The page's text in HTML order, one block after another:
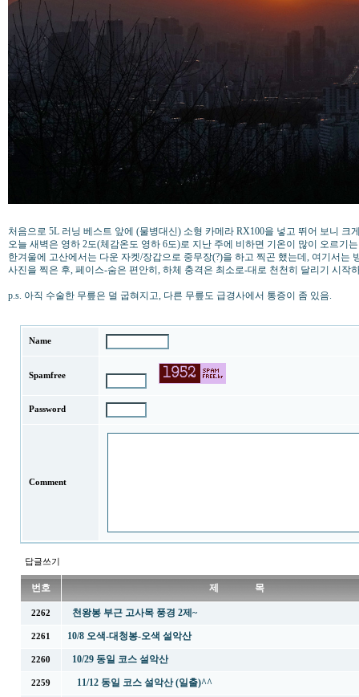
처음으로 5L 러닝 베스트 앞에 (물병대신) 소형 카메라 RX100을 넣고 뛰어 보니 크
오늘 새벽은 영하 2도(체감온도 영하 6도)로 지난 주에 비하면 기온이 많이 오르기
한겨울에 고산에서는 다운 자켓/장갑으로 중무장(?)을 하고 찍곤 했는데, 여기서는
사진을 찍은 후, 페이스-숨은 편안히, 하체 충격은 최소로-대로 천천히 달리기 시작
p.s. 아직 수술한 무릎은 덜 굽혀지고, 다른 무릎도 급경사에서 통증이 좀 있음.
Name
Spamfree
Password
Comment
답글쓰기
번호 제 목
2262 천왕봉 부근 고사목 풍경 2제~
2261 10/8 오색-대청봉-오색 설악산
2260 10/29 동일 코스 설악산
2259 11/12 동일 코스 설악산 (일출)^^